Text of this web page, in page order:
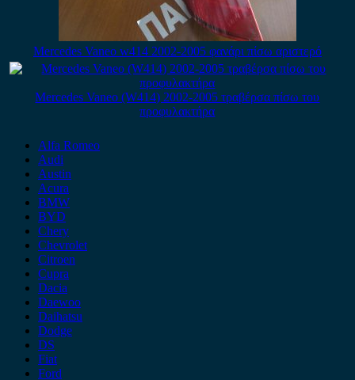
Mercedes Vaneo w414 2002-2005 φανάρι πίσω αριστερό
Mercedes Vaneo (W414) 2002-2005 τραβέρσα πίσω του
προφυλακτήρα
Alfa Romeo
Audi
Austin
Acura
BMW
BYD
Chery
Chevrolet
Citroen
Cupra
Dacia
Daewoo
Daihatsu
Dodge
DS
Fiat
Ford